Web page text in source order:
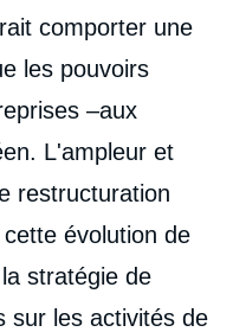
comporter une
les pouvoirs
–aux
L'ampleur et
restructuration
évolution de
stratégie de
sur les activités de